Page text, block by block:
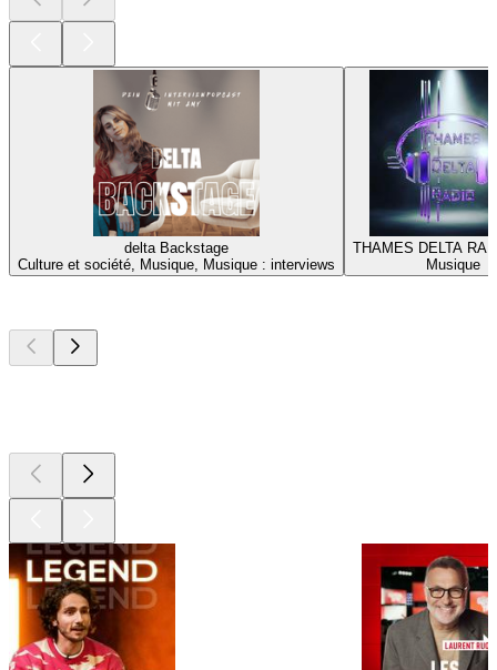
delta Backstage
Culture et société, Musique, Musique : interviews
THAMES DELTA
Musique